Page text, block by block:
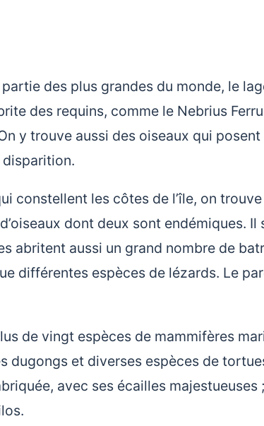
des plus grandes du monde, le
des requins, comme le Nebrius
y trouve aussi des oiseaux qui
disparition.
constellent les côtes de l’île, on
dont deux sont endémiques. Il
abritent aussi un grand nombre de
différentes espèces de lézards. Le
de vingt espèces de mammifères
dugongs et diverses espèces de
avec ses écailles majestueuses